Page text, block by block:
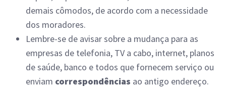
demais cômodos, de acordo com a necessidade
dos moradores.
Lembre-se de avisar sobre a mudança para as
empresas de telefonia, TV a cabo, internet, planos
de saúde, banco e todos que fornecem serviço ou
enviam correspondências ao antigo endereço.